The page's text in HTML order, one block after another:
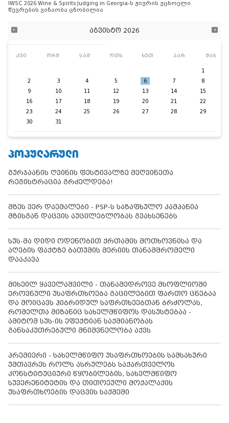
IWSC 2026 Wine & Spirits Judging in Georgia-ს ჟიურის უცხოელი
წევრების ვინაობა ცნობილია
აგვისტო 2026
კვი ორშ სამ ოთხ ხუთ პარ შაბ
1
2
3 4 5 6 7
8
9
10 11 12 13 14
15
16
17 18 19 20 21
22
23
24 25 26 27 28
29
30
31
ᲞᲝᲞᲣᲚᲐᲠᲣᲚᲘ
გურჯაანის ღვინის ფესტივალზე მეღვინეთა
რეგისტრაცია გრძელდება!
მზეს ვერ დაემალები - PSP-ს საზაფხულო კამპანია
მზისგან დაცვის აუცილებლობას გვახსენებს
სუს-მა დიდი ოდენობით ქრთამის მოთხოვნისა და
აღების ფაქტზე ბათუმის მერიის თანამშრომელი
დააკავა
მიხეილ ყაველაშვილი - თანამედროვე მსოფლიოში
ეროვნული უსაფრთხოება გაცილებით ფართო ცნებაა
და მოიცავს ჰიბრიდულ საფრთხეებთან ბრძოლას,
რომელთა მიზანიც სახელმწიფოს დასუსტებაა -
ამიტომ სუს-ის ეფექტიან საქმიანობას
განსაკუთრებული მნიშვნელობა აქვს
პრემიერი - სახელმწიფო უსაფრთხოების სამსახური
უმთავრეს როლს ასრულებს საქართველოს
კონსტიტუციური წყობილების, სახელმწიფო
სუვერენიტეტის და თითოეული მოქალაქის
უსაფრთხოების დაცვის საქმეში